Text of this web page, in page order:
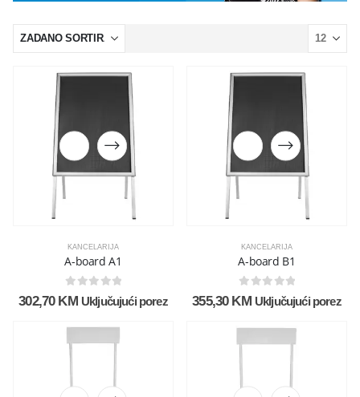
KANCELARIJA
A-board A1
0out of 5
302,70 KM Uključujući porez
KANCELARIJA
A-board B1
0out of 5
355,30 KM Uključujući porez